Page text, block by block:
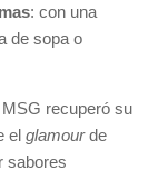
: con una
de sopa o
recuperó su
el glamourde
sabores